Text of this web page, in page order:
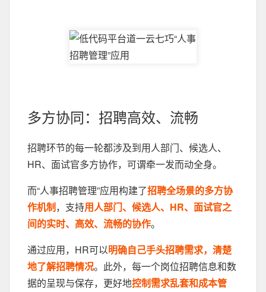
多方协同：招聘高效、流畅
招聘环节的每一轮都涉及到用人部门、候选人、
HR、面试官多方协作，可谓牵一发而动全身。
而“人事招聘管理”应用构建了招聘全场景的多方协
作机制，支持用人部门、候选人、HR、面试官之
间的实时、高效、流畅的协作。
通过应用，HR可以明确自己手头招聘需求，清楚
地了解招聘情况。此外，每一个岗位招聘信息和数
据的呈现与保存，更好地控制需求乱套和成本管